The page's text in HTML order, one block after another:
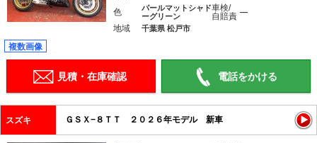
色
パールマットシャド
ーグリーン
車検/
自賠責 ―
地域 千葉県 松戸市
複数画像
見積・在庫確認 電話をかける
スズキ ＧＳＸ−８ＴＴ ２０２６年モデル 新車